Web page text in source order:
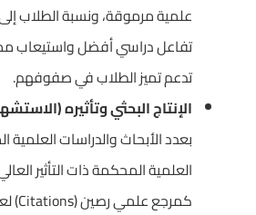
علمية مرموقة، ونسبة الطلاب
تفاعل دراسي أفضل واستيعاب
تدعم تميز الطلاب في صفوفهم.
الإنتاج البحثي وتأثيره
بعدد الأبحاث والدراسات
العلمية المحكمة ذات التأثير
كمرجع علمي رصين (Citations) لعام 2026.